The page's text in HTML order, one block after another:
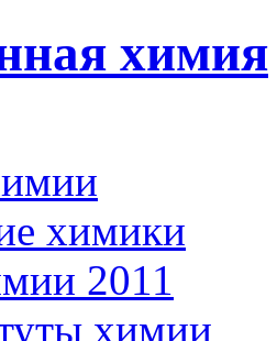
химия
химики
2011
химии